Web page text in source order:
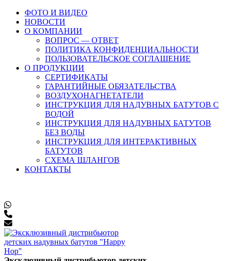
ФОТО И ВИДЕО
НОВОСТИ
О КОМПАНИИ
ВОПРОС — ОТВЕТ
ПОЛИТИКА КОНФИДЕНЦИАЛЬНОСТИ
ПОЛЬЗОВАТЕЛЬСКОЕ СОГЛАШЕНИЕ
О ПРОДУКЦИИ
СЕРТИФИКАТЫ
ГАРАНТИЙНЫЕ ОБЯЗАТЕЛЬСТВА
ВОЗДУХОНАГНЕТАТЕЛИ
ИНСТРУКЦИЯ ДЛЯ НАДУВНЫХ БАТУТОВ С
ВОДОЙ
ИНСТРУКЦИЯ ДЛЯ НАДУВНЫХ БАТУТОВ
БЕЗ ВОДЫ
ИНСТРУКЦИЯ ДЛЯ ИНТЕРАКТИВНЫХ
БАТУТОВ
СХЕМА ШЛАНГОВ
КОНТАКТЫ